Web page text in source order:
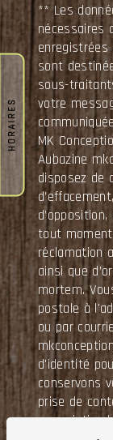
HORAIRES
** Les
nécessaires
sont
sous-
votre
MK
Aubazine
disposez de
tout
réclamation
ainsi que
mortem.
postale à
ou par
d'identité
conservons
prise de
prescription